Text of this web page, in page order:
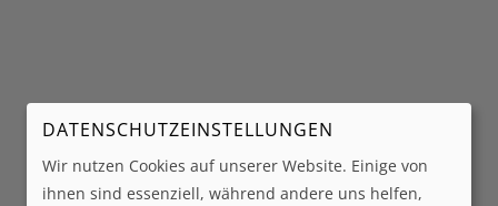
DATENSCHUTZEINSTELLUNGEN
Wir nutzen Cookies auf unserer Website. Einige von
ihnen sind essenziell, während andere uns helfen,